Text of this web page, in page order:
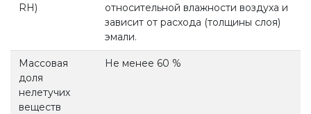
RH)
относительной влажности воздуха и
зависит от расхода (толщины слоя)
эмали.
Массовая
доля
нелетучих
веществ
Не менее 60 %